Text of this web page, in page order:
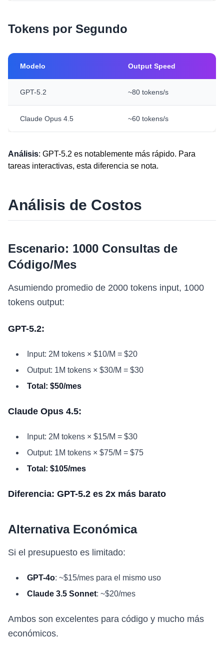
Tokens por Segundo
Modelo Output Speed
GPT-5.2 ~80 tokens/s
Claude Opus 4.5 ~60 tokens/s
Análisis: GPT-5.2 es notablemente más rápido. Para
tareas interactivas, esta diferencia se nota.
Análisis de Costos
Escenario: 1000 Consultas de
Código/Mes
Asumiendo promedio de 2000 tokens input, 1000
tokens output:
GPT-5.2:
Input: 2M tokens × $10/M = $20
Output: 1M tokens × $30/M = $30
Total: $50/mes
Claude Opus 4.5:
Input: 2M tokens × $15/M = $30
Output: 1M tokens × $75/M = $75
Total: $105/mes
Diferencia: GPT-5.2 es 2x más barato
Alternativa Económica
Si el presupuesto es limitado:
GPT-4o: ~$15/mes para el mismo uso
Claude 3.5 Sonnet: ~$20/mes
Ambos son excelentes para código y mucho más
económicos.